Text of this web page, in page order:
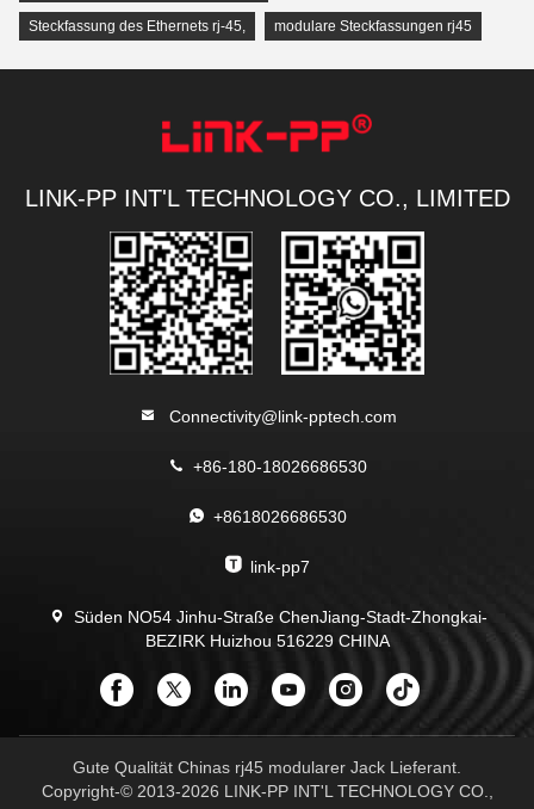
Steckfassung des Ethernets rj-45, modulare Steckfassungen rj45
LINK-PP INT'L TECHNOLOGY CO., LIMITED
Connectivity@link-pptech.com
+86-180-18026686530
+8618026686530
link-pp7
Süden NO54 Jinhu-Straße ChenJiang-Stadt-Zhongkai-
BEZIRK Huizhou 516229 CHINA
Gute Qualität Chinas rj45 modularer Jack Lieferant.
Copyright-© 2013-2026 LINK-PP INT'L TECHNOLOGY CO.,